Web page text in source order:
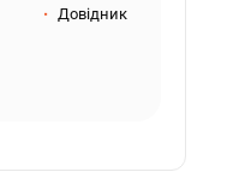
Довідник